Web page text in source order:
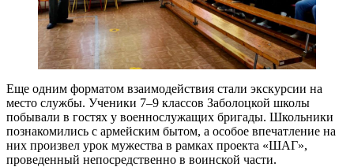
Еще одним форматом взаимодействия стали экскурсии на
место службы. Ученики 7–9 классов Заболоцкой школы
побывали в гостях у военнослужащих бригады. Школьники
познакомились с армейским бытом, а особое впечатление на
них произвел урок мужества в рамках проекта «ШАГ»,
проведенный непосредственно в воинской части.